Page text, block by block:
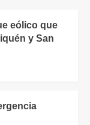
eólico que
y San